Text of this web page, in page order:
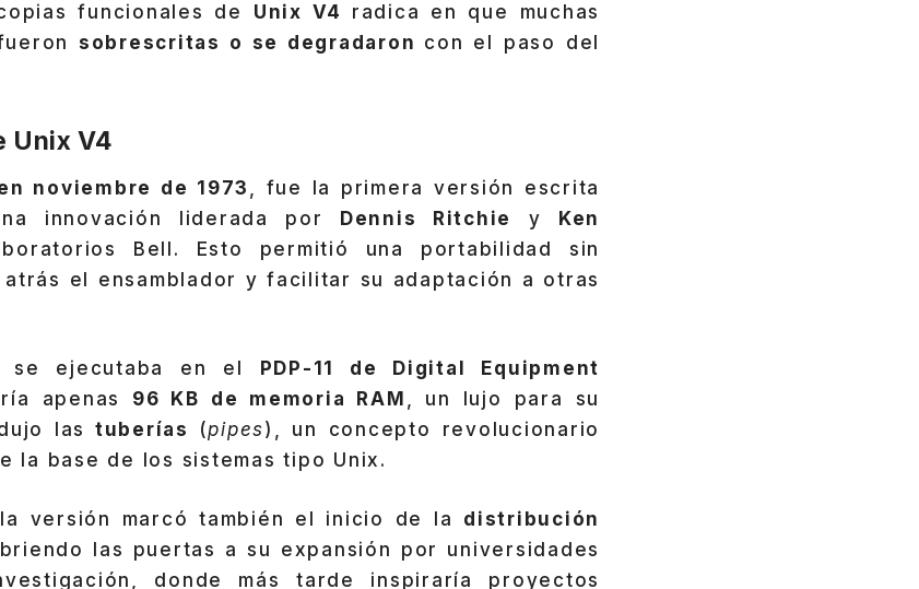
funcionales de Unix V4 radica en que muchas
sobrescritas o se degradaron con el paso del
Unix V4
noviembre de 1973
, fue la primera versión escrita
innovación liderada por Dennis Ritchie y Ken
Bell. Esto permitió una portabilidad sin
el ensamblador y facilitar su adaptación a otras
se ejecutaba en el
PDP-11 de Digital Equipment
apenas 96 KB de memoria RAM , un lujo para su
las tuberías (pipes), un concepto revolucionario
la base de los sistemas tipo Unix.
versión marcó también el inicio de la distribución
las puertas a su expansión por universidades
donde más tarde inspiraría proyectos